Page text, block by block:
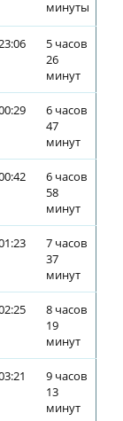
минуты
5 часов
26
минут
6 часов
47
минут
6 часов
58
минут
7 часов
37
минут
8 часов
19
минут
9 часов
13
минут